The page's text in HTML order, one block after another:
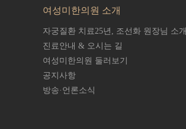
여성미한의원 소개
자궁질환 치료25년, 조선화 원장님 소개
진료안내 & 오시는 길
여성미한의원 둘러보기
공지사항
방송·언론소식